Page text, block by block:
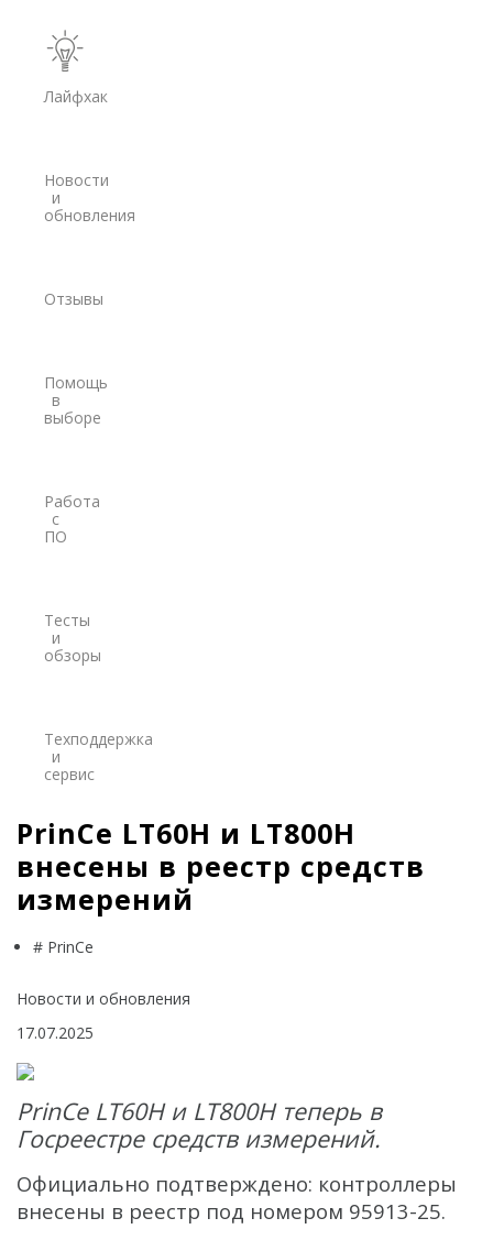
Spectra Precision
Модемы
PrinCe
Trimble
RidGid
Radiodetection
PrinCe
Spectra Precision
Агро
Системы на экскаваторы
Системы на грейдеры
Системы на бульдозеры
Мониторинг
ГНСС-мониторинг
Интерферометрические радары
БПЛА
Геоскан
DJI
InnoSpector
Лайфхак
Новости
и
обновления
Отзывы
Помощь
в
выборе
Работа
с
ПО
Тесты
и
обзоры
Техподдержка
и
сервис
PrinCe LT60H и LT800H
внесены в реестр средств
измерений
# PrinCe
Новости и обновления
17.07.2025
PrinCe LT60H и LT800H теперь в
Госреестре средств измерений.
Официально подтверждено: контроллеры
внесены в реестр под номером 95913-25.